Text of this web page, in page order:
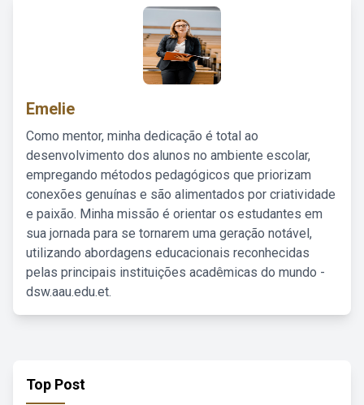
Emelie
Como mentor, minha dedicação é total ao
desenvolvimento dos alunos no ambiente escolar,
empregando métodos pedagógicos que priorizam
conexões genuínas e são alimentados por criatividade
e paixão. Minha missão é orientar os estudantes em
sua jornada para se tornarem uma geração notável,
utilizando abordagens educacionais reconhecidas
pelas principais instituições acadêmicas do mundo -
dsw.aau.edu.et.
Top Post